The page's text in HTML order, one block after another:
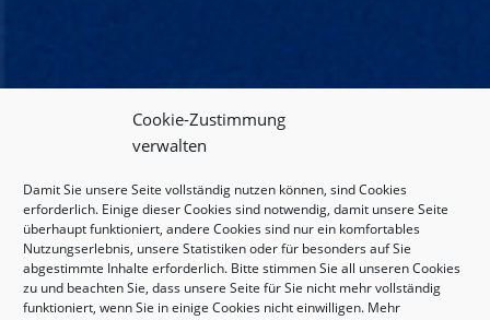
Cookie-Zustimmung
verwalten
Damit Sie unsere Seite vollständig nutzen können, sind Cookies
erforderlich. Einige dieser Cookies sind notwendig, damit unsere Seite
überhaupt funktioniert, andere Cookies sind nur ein komfortables
Nutzungserlebnis, unsere Statistiken oder für besonders auf Sie
abgestimmte Inhalte erforderlich. Bitte stimmen Sie all unseren Cookies
zu und beachten Sie, dass unsere Seite für Sie nicht mehr vollständig
funktioniert, wenn Sie in einige Cookies nicht einwilligen. Mehr